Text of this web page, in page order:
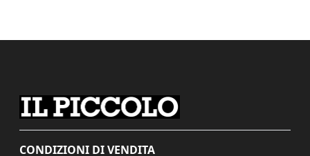
CONDIZIONI DI VENDITA